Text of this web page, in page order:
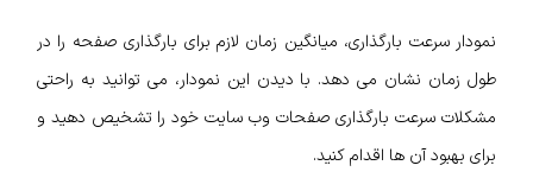
نمودار سرعت بارگذاری، میانگین زمان لازم برای بارگذاری صفحه را در
طول زمان نشان می دهد. با دیدن این نمودار، می توانید به راحتی
مشکلات سرعت بارگذاری صفحات وب سایت خود را تشخیص دهید و
برای بهبود آن ها اقدام کنید.